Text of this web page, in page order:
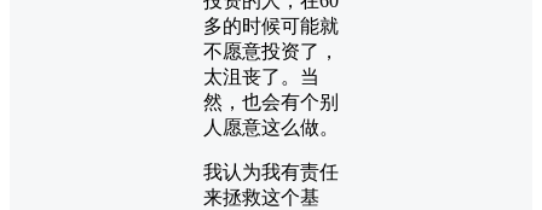
多的时候可能就
不愿意投资了，
太沮丧了。当
然，也会有个别
人愿意这么做。
我认为我有责任
来拯救这个基